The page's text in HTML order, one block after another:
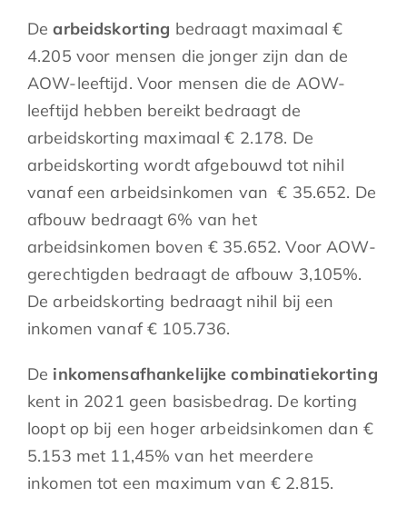
Dearbeidskorting bedraagt maximaal €
4.205 voor mensen die jonger zijn dan de
AOW-leeftijd. Voor mensen die de AOW-
leeftijd hebben bereikt bedraagt de
arbeidskorting maximaal € 2.178. De
arbeidskorting wordt afgebouwd tot nihil
vanaf een arbeidsinkomen van € 35.652. De
afbouw bedraagt 6% van het
arbeidsinkomen boven € 35.652. Voor AOW-
gerechtigden bedraagt de afbouw 3,105%.
De arbeidskorting bedraagt nihil bij een
inkomen vanaf € 105.736.
De inkomensafhankelijke combinatiekorting
kent in 2021 geen basisbedrag. De korting
loopt op bij een hoger arbeidsinkomen dan €
5.153 met 11,45% van het meerdere
inkomen tot een maximum van € 2.815.